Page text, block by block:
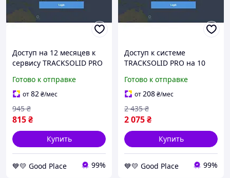
Доступ на 12 месяцев к
сервису TRACKSOLID PRO
трекеров Jimi GoodPlace -
worry-free-shopping-
Готово к отправке
от82₴/мес
815₴
945 ₴
Купить
💙💛 Good Place 99%
Доступ к системе
TRACKSOLID PRO на 10
(видеорегистраторы,
трекеры) GoodPlace -
worry-free-shopping-
Готово к отправке
от208₴/мес
2 075₴
2 435 ₴
Купить
💙💛 Good Place 99%